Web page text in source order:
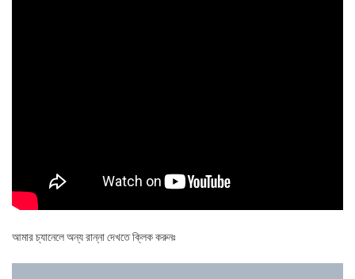
আমার চ্যানেলে অন্য রান্না দেখতে ক্লিক করুনঃ